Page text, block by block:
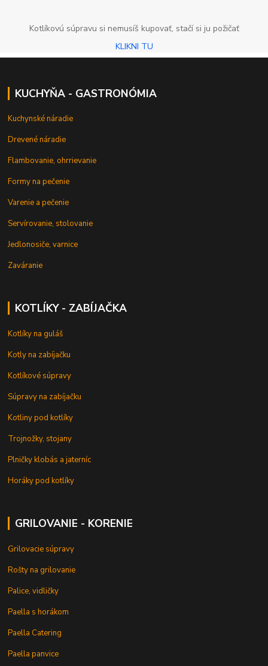
Kotlíkovú súpravu si nemusíš kupovať, stačí si ju požičať
KLIKNI TU
KUCHYŇA - GASTRONÓMIA
Kuchynské náradie
Drevené náradie
Flambovanie, ohrrievanie
Formy na pečenie
Varenie a pečenie
Servírovanie, stolovanie
Jedlonosiče, varnice
Zaváranie
KOTLÍKY - ZABÍJAČKA
Kotlíky na guláš
Kotly na zabíjačku
Kotlíkové súpravy
Súpravy na zabíjačku
Kotliny pod kotlíky
Trojnožky, stojany
Plničky klobás a jaterníc
Horáky pod kotlíky
GRILOVANIE - KORENIE
Grilovacie súpravy
Rošty na grilovanie
Palice, vidličky
Paella s horákom
Paella Catering
Paella panvice